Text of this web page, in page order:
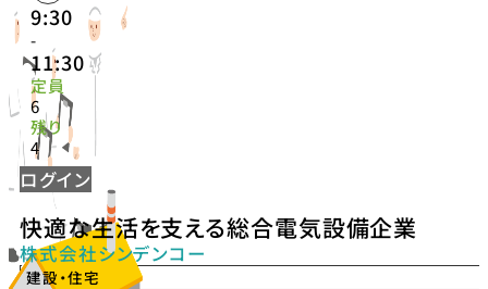
9:30
-
11:30
定員
6
残り
4
ログイン
快適な生活を支える総合電気設備企業
株式会社シンデンコー
建設・住宅